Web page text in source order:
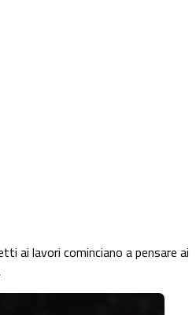
ai lavori cominciano a pensare ai